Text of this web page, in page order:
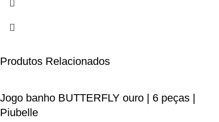
Produtos Relacionados
Jogo banho BUTTERFLY ouro | 6 peças |
Piubelle